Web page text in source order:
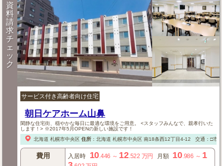
資
料
請
求
チ
ェ
ッ
ク
サービス付き高齢者向け住宅
朝日ケアホーム山鼻
閑静な住宅街、穏やかな毎日に最適な環境をご用意。 <スタッフみんなで、親孝行いた
します！> ※2017年5月OPENの新しい施設です！
北海道 札幌市中央区 住所： 北海道 札幌市中央区南18条西12丁目4-12 交通：□市
費用 入居時 10.446 ～ 12.522 万円 月額 10.986 ～ 1